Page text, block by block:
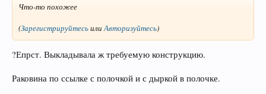
Что-то похожее
(ЗарегистрируйтесьилиАвторизуйтесь)
?Епрст. Выкладывала ж требуемую конструкцию.
Раковина по ссылке с полочкой и с дыркой в полочке.